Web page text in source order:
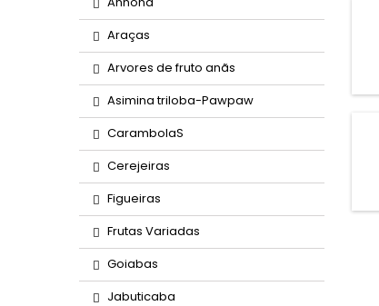
Araças
Arvores de fruto anãs
Asimina triloba-Pawpaw
CarambolaS
Cerejeiras
Figueiras
Frutas Variadas
Goiabas
Jabuticaba